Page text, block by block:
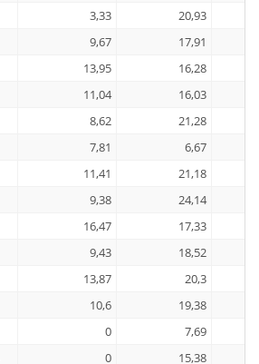
3,33
20,93
9,67
17,91
13,95
16,28
11,04
16,03
8,62
21,28
7,81
6,67
11,41
21,18
9,38
24,14
16,47
17,33
9,43
18,52
13,87
20,3
10,6
19,38
0
7,69
0
15,38